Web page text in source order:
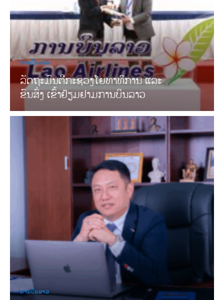
ການບິນລາວ
ລັດຖະມົນຕີກະຊວງໂຍທາທິການ ແລະ
ຂົນສົ່ງ ເຂົ້າຢ້ຽມຢາມການບິນລາວ
ການບິນລາວ